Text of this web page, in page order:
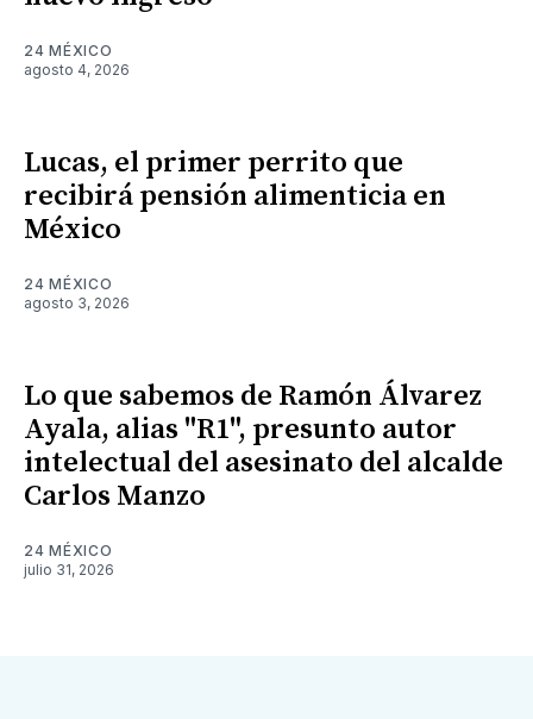
24 MÉXICO
agosto 4, 2026
Lucas, el primer perrito que
recibirá pensión alimenticia en
México
24 MÉXICO
agosto 3, 2026
Lo que sabemos de Ramón Álvarez
Ayala, alias "R1", presunto autor
intelectual del asesinato del alcalde
Carlos Manzo
24 MÉXICO
julio 31, 2026